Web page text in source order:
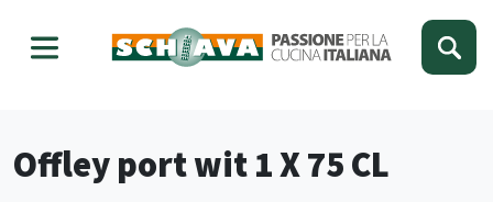
Offley port wit 1 X 75 CL